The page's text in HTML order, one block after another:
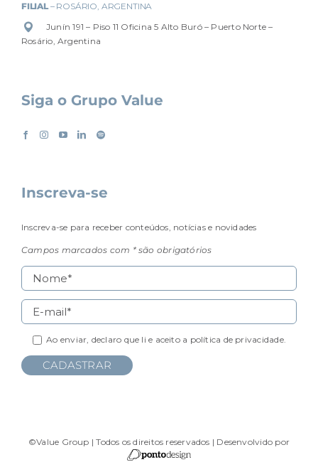
FILIAL– ROSÁRIO, ARGENTINA
Junín 191 – Piso 11 Oficina 5 Alto Buró – Puerto Norte –
Rosário, Argentina
Siga o Grupo Value
Inscreva-se
Inscreva-se para receber conteúdos, notícias e novidades
Campos marcados com * são obrigatórios
Ao enviar, declaro que li e aceito a política de privacidade.
©Value Group | Todos os direitos reservados | Desenvolvido por